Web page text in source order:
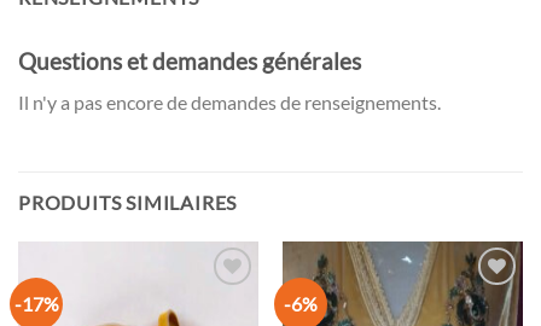
Questions et demandes générales
Il n'y a pas encore de demandes de renseignements.
PRODUITS SIMILAIRES
-17% -6%